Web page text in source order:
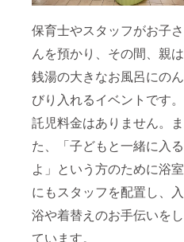
保育士やスタッフがお子さ
んを預かり、その間、親は
銭湯の大きなお風呂にのん
びり入れるイベントです。
託児料金はありません。ま
た、「子どもと一緒に入る
よ」という方のために浴室
にもスタッフを配置し、入
浴や着替えのお手伝いをし
ています。